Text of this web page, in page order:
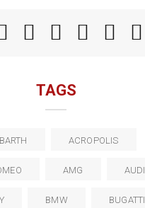
TAGS
ACROPOLIS
AMG AUDI
BMW BUGATTI